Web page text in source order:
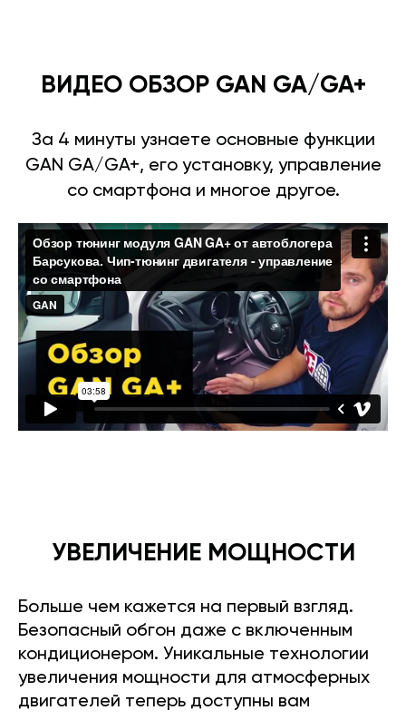
ВИДЕО ОБЗОР GAN GA/GA+
За 4 минуты узнаете основные функции
GAN GA/GA+, его установку, управление
со смартфона и многое другое.
УВЕЛИЧЕНИЕ МОЩНОСТИ
Больше чем кажется на первый взгляд.
Безопасный обгон даже с включенным
кондиционером. Уникальные технологии
увеличения мощности для атмосферных
двигателей теперь доступны вам